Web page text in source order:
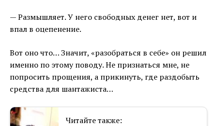
— Размышляет. У него свободных денег нет, вот и
впал в оцепенение.
Вот оно что… Значит, «разобраться в себе» он решил
именно по этому поводу. Не признаться мне, не
попросить прощения, а прикинуть, где раздобыть
средства для шантажиста…
Читайте также: